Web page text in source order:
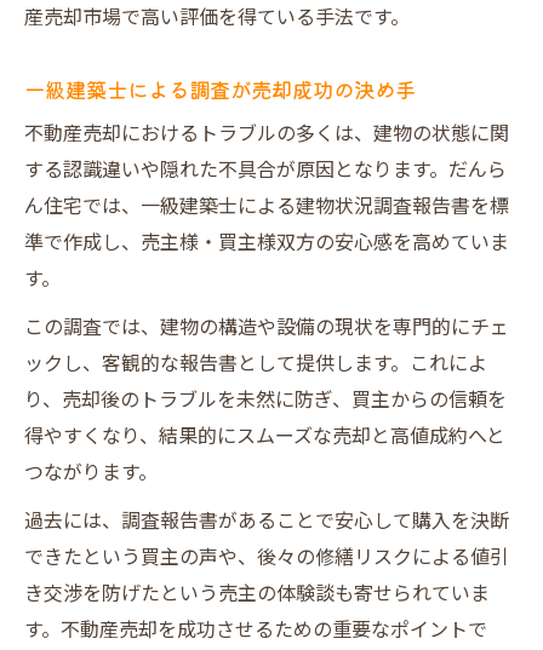
産売却市場で高い評価を得ている手法です。
一級建築士による調査が売却成功の決め手
不動産売却におけるトラブルの多くは、建物の状態に関
する認識違いや隠れた不具合が原因となります。だんら
ん住宅では、一級建築士による建物状況調査報告書を標
準で作成し、売主様・買主様双方の安心感を高めていま
す。
この調査では、建物の構造や設備の現状を専門的にチェ
ックし、客観的な報告書として提供します。これによ
り、売却後のトラブルを未然に防ぎ、買主からの信頼を
得やすくなり、結果的にスムーズな売却と高値成約へと
つながります。
過去には、調査報告書があることで安心して購入を決断
できたという買主の声や、後々の修繕リスクによる値引
き交渉を防げたという売主の体験談も寄せられていま
す。不動産売却を成功させるための重要なポイントで